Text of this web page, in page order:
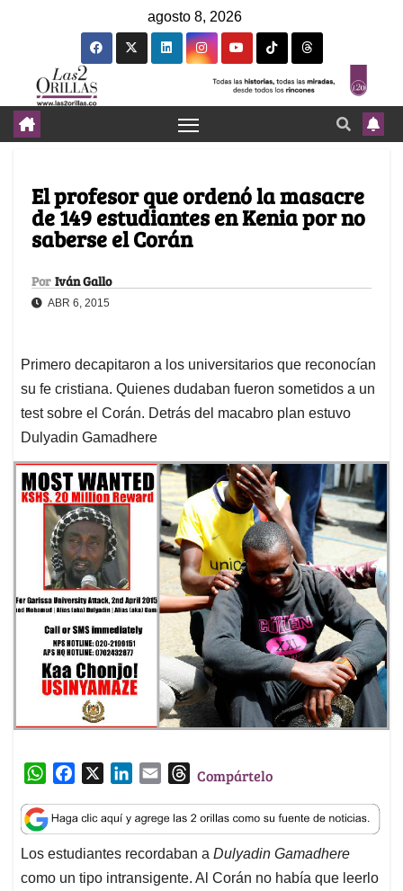
agosto 8, 2026
El profesor que ordenó la masacre
de 149 estudiantes en Kenia por no
saberse el Corán
Por Iván Gallo
ABR 6, 2015
Primero decapitaron a los universitarios que reconocían
su fe cristiana. Quienes dudaban fueron sometidos a un
test sobre el Corán. Detrás del macabro plan estuvo
Dulyadin Gamadhere
W
a
t
s
A
c
e
b
o
n
k
e
d
a
i
l
T
r
e
a
d
Compártelo
Los estudiantes recordaban a Dulyadin Gamadhere
como un tipo intransigente. Al Corán no había que leerlo